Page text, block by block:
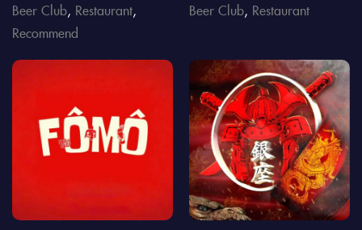
Beer Club, Restaurant,
Recommend
Beer Club, Restaurant